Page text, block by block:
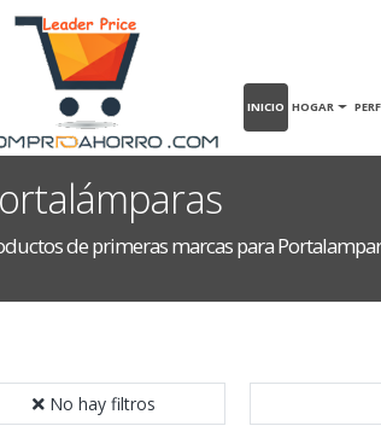
INICIO HOGAR
de primeras marcas para
No hay filtros